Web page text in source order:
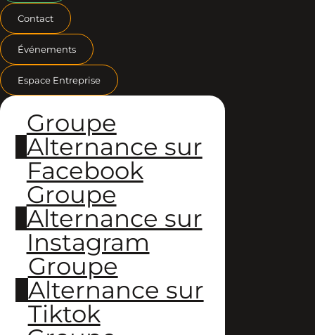
Contact
Événements
Espace Entreprise
Groupe
Alternance sur
Facebook
Groupe
Alternance sur
Instagram
Groupe
Alternance sur
Tiktok